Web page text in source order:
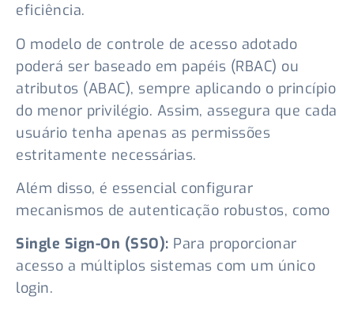
eficiência.
O modelo de controle de acesso adotado
poderá ser baseado em papéis (RBAC) ou
atributos (ABAC), sempre aplicando o princípio
do menor privilégio. Assim, assegura que cada
usuário tenha apenas as permissões
estritamente necessárias.
Além disso, é essencial configurar
mecanismos de autenticação robustos, como
Single Sign-On (SSO): Para proporcionar
acesso a múltiplos sistemas com um único
login.